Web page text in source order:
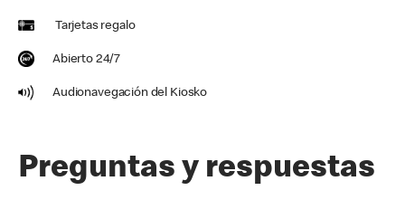
Tarjetas regalo
Abierto 24/7
Audionavegación del Kiosko
Preguntas y respuestas